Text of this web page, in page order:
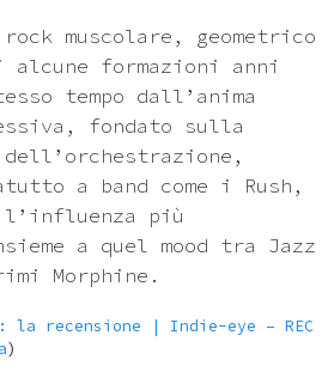
muscolare, geometrico
alcune formazioni anni
tempo dall’anima
fondato sulla
a band come i Rush,
l’influenza più
a quel mood tra Jazz
Morphine.
la recensione | Indie-eye – REC
)